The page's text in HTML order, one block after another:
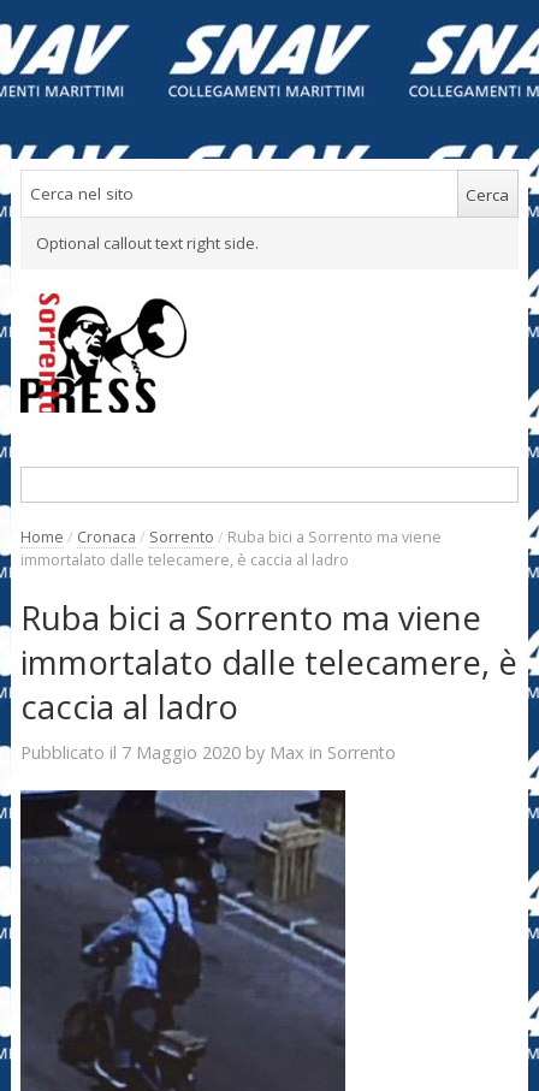
Optional callout text right side.
Home / Cronaca / Sorrento / Ruba bici a Sorrento ma viene
immortalato dalle telecamere, è caccia al ladro
Ruba bici a Sorrento ma viene
immortalato dalle telecamere, è
caccia al ladro
Pubblicato il 7 Maggio 2020by Max in Sorrento